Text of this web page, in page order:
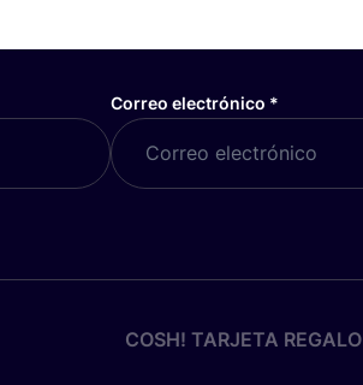
Correo electrónico *
COSH! TARJETA REGALO